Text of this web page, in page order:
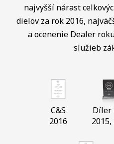
najvyšší nárast
dielov za rok 2016,
a ocenenie Dealer
služieb
C&S
2016
Díler
2015,